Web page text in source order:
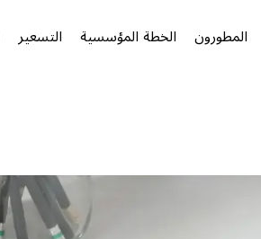
المطورون الخطة المؤسسية التسعير